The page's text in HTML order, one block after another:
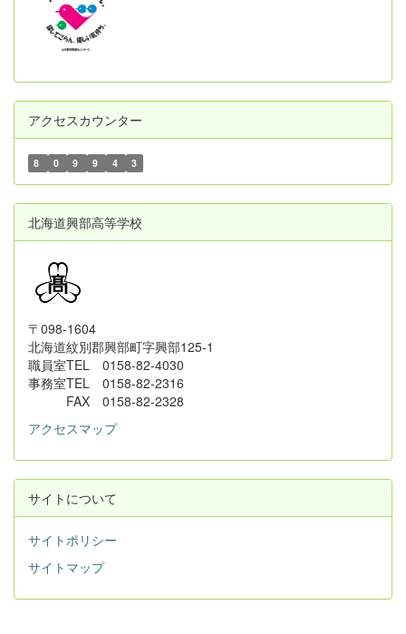
アクセスカウンター
8 0 9 9 4 3
北海道興部高等学校
〒098-1604
北海道紋別郡興部町字興部125-1
職員室TEL 0158-82-4030
事務室TEL 0158-82-2316
FAX 0158-82-2328
アクセスマップ
サイトについて
サイトポリシー
サイトマップ